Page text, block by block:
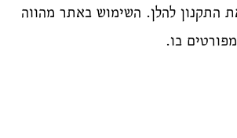
התקנון להלן. השימוש באתר מהווה
בו.